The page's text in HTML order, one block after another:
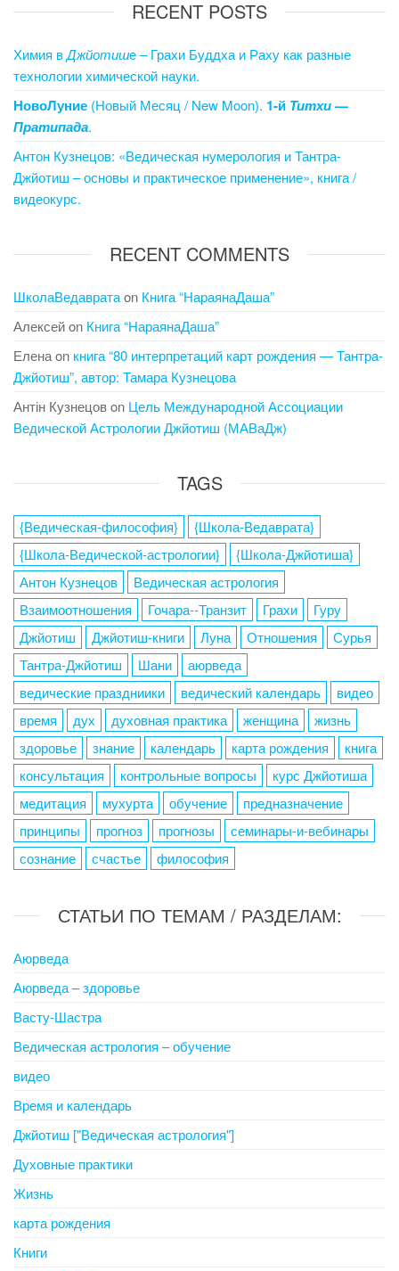
RECENT POSTS
Химия вДжйотише – Грахи Буддха и Раху как разные
технологии химической науки.
НовоЛуние (Новый Месяц / New Moon). 1-й Титхи—
Пратипада.
Антон Кузнецов: «Ведическая нумерология и Тантра-
Джйотиш – основы и практическое применение», книга /
видеокурс.
RECENT COMMENTS
ШколаВедавратаon Книга “НараянаДаша”
Алексейon Книга “НараянаДаша”
Еленаon книга “80 интерпретаций карт рождения — Тантра-
Джйотиш”, автор: Тамара Кузнецова
Антін Кузнецовon Цель Международной Ассоциации
Ведической Астрологии Джйотиш (МАВаДж)
TAGS
{Ведическая-философия}
{Школа-Ведаврата}
{Школа-Ведической-астрологии}
{Школа-Джйотиша}
Антон Кузнецов
Ведическая астрология
Взаимоотношения
Гочара--Транзит Грахи
Гуру
Джйотиш
Джйотиш-книги Луна Отношения
Сурья
Тантра-Джйотиш
Шани
аюрведа
ведические праздниики
ведический календарь
видео
время
дух духовная практика женщина
жизнь
здоровье
знание календарь карта рождения
книга
консультация
контрольные вопросы
курс Джйотиша
медитация
мухурта обучение
предназначение
принципы
прогноз прогнозы
семинары-и-вебинары
сознание
счастье философия
СТАТЬИ ПО ТЕМАМ / РАЗДЕЛАМ:
Аюрведа
Аюрведа – здоровье
Васту-Шастра
Ведическая астрология – обучение
видео
Время и календарь
Джйотиш ["Ведическая астрология"]
Духовные практики
Жизнь
карта рождения
Книги